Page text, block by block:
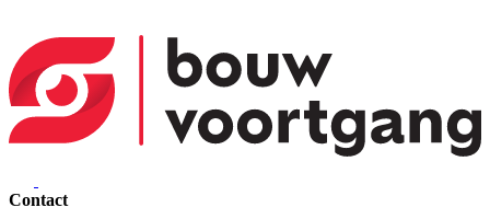
Contact